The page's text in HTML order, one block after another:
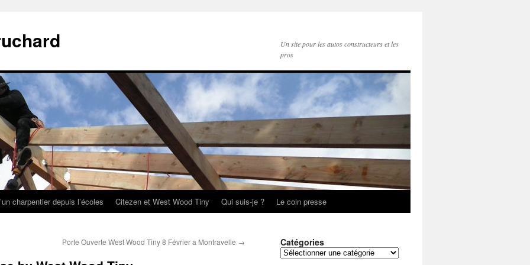
Un site pour les autos constructeurs et les
pros
charpentier depuis l’écoles Citezen et West Wood Tiny Qui suis-je ? Le coin presse
Porte Ouverte West Wood Tiny 8 Février a Montravelle → Catégories
Catégories